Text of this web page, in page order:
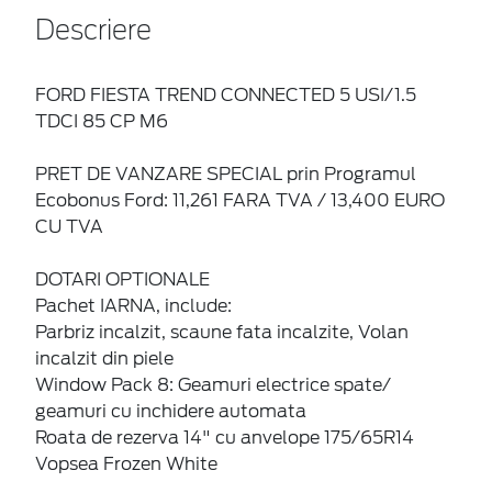
Descriere
FORD FIESTA TREND CONNECTED 5 USI/1.5
TDCI 85 CP M6
PRET DE VANZARE SPECIAL prin Programul
Ecobonus Ford: 11,261 FARA TVA / 13,400 EURO
CU TVA
DOTARI OPTIONALE
Pachet IARNA, include:
Parbriz incalzit, scaune fata incalzite, Volan
incalzit din piele
Window Pack 8: Geamuri electrice spate/
geamuri cu inchidere automata
Roata de rezerva 14" cu anvelope 175/65R14
Vopsea Frozen White